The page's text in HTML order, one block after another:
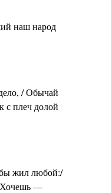
наш народ
/ Обычай
с плеч долой
жил любой:/
Хочешь —